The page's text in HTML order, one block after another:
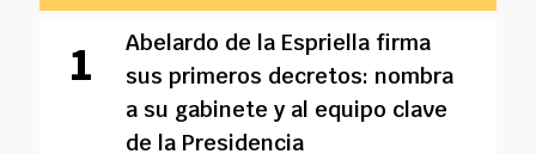
Abelardo de la Espriella firma
sus primeros decretos: nombra
a su gabinete y al equipo clave
de la Presidencia